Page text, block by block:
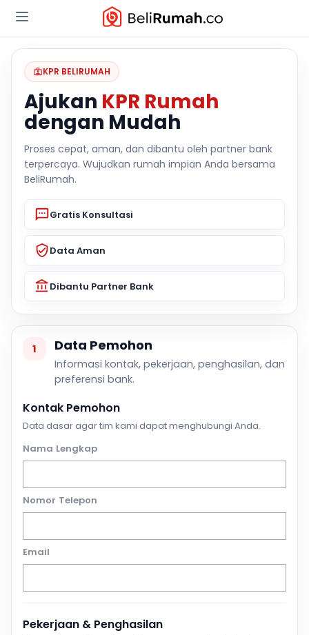
KPR BELIRUMAH
Ajukan KPR Rumah
dengan Mudah
Proses cepat, aman, dan dibantu oleh partner bank
terpercaya. Wujudkan rumah impian Anda bersama
BeliRumah.
Gratis Konsultasi
Data Aman
Dibantu Partner Bank
1 Data Pemohon
Informasi kontak, pekerjaan, penghasilan, dan
preferensi bank.
Kontak Pemohon
Data dasar agar tim kami dapat menghubungi Anda.
Nama Lengkap
Nomor Telepon
Email
Pekerjaan & Penghasilan